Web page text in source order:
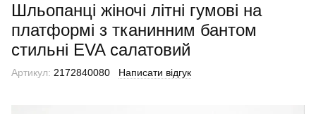
Шльопанці жіночі літні гумові на
платформі з тканинним бантом
стильні EVA салатовий
Артикул: 2172840080 Написати відгук